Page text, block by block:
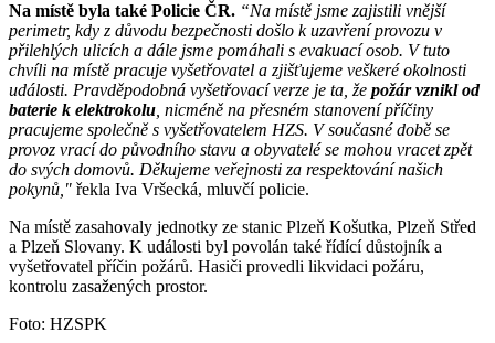
Na místě byla také Policie ČR. “Na místě jsme zajistili vnější
perimetr, kdy z důvodu bezpečnosti došlo k uzavření provozu v
přilehlých ulicích a dále jsme pomáhali s evakuací osob. V tuto
chvíli na místě pracuje vyšetřovatel a zjišťujeme veškeré okolnosti
události. Pravděpodobná vyšetřovací verze je ta, že požár vznikl od
baterie k elektrokolu, nicméně na přesném stanovení příčiny
pracujeme společně s vyšetřovatelem HZS. V současné době se
provoz vrací do původního stavu a obyvatelé se mohou vracet zpět
do svých domovů. Děkujeme veřejnosti za respektování našich
pokynů," řekla Iva Vršecká, mluvčí policie.
Na místě zasahovaly jednotky ze stanic Plzeň Košutka, Plzeň Střed
a Plzeň Slovany. K události byl povolán také řídící důstojník a
vyšetřovatel příčin požárů. Hasiči provedli likvidaci požáru,
kontrolu zasažených prostor.
Foto: HZSPK